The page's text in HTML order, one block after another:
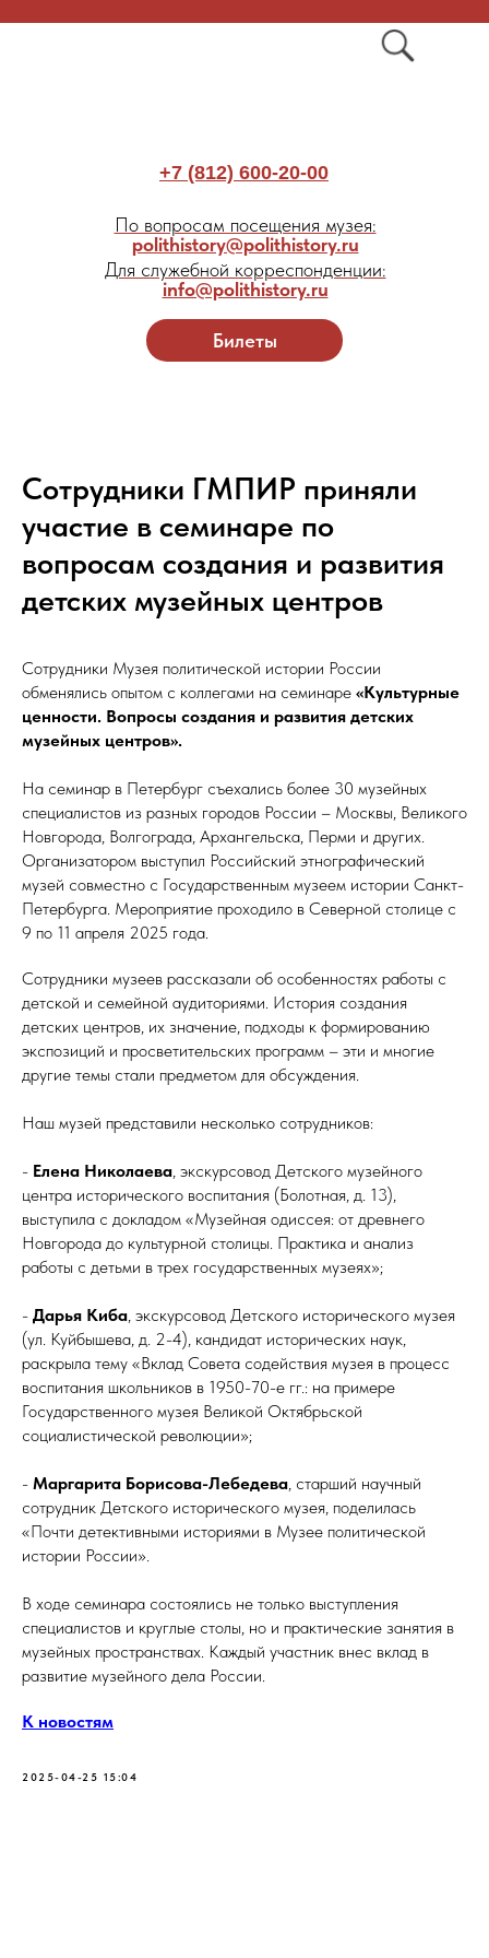
Билеты
+7 (812) 600-20-00
По вопросам посещения музея:
polithistory@polithistory.ru
Для служебной корреспонденции:
info@polithistory.ru
Сотрудники ГМПИР приняли
участие в семинаре по
вопросам создания и развития
детских музейных центров
Сотрудники Музея политической истории России
обменялись опытом с коллегами на семинаре «Культурные
ценности. Вопросы создания и развития детских
музейных центров».
На семинар в Петербург съехались более 30 музейных
специалистов из разных городов России – Москвы, Великого
Новгорода, Волгограда, Архангельска, Перми и других.
Организатором выступил Российский этнографический
музей совместно с Государственным музеем истории Санкт-
Петербурга. Мероприятие проходило в Северной столице с
9 по 11 апреля 2025 года.
Сотрудники музеев рассказали об особенностях работы с
детской и семейной аудиториями. История создания
детских центров, их значение, подходы к формированию
экспозиций и просветительских программ – эти и многие
другие темы стали предметом для обсуждения.
Наш музей представили несколько сотрудников:
- Елена Николаева, экскурсовод Детского музейного
центра исторического воспитания (Болотная, д. 13),
выступила с докладом «Музейная одиссея: от древнего
Новгорода до культурной столицы. Практика и анализ
работы с детьми в трех государственных музеях»;
- Дарья Киба, экскурсовод Детского исторического музея
(ул. Куйбышева, д. 2-4), кандидат исторических наук,
раскрыла тему «Вклад Совета содействия музея в процесс
воспитания школьников в 1950-70-е гг.: на примере
Государственного музея Великой Октябрьской
социалистической революции»;
- Маргарита Борисова-Лебедева, старший научный
сотрудник Детского исторического музея, поделилась
«Почти детективными историями в Музее политической
истории России».
В ходе семинара состоялись не только выступления
специалистов и круглые столы, но и практические занятия в
музейных пространствах. Каждый участник внес вклад в
развитие музейного дела России.
К новостям
2025-04-25 15:04